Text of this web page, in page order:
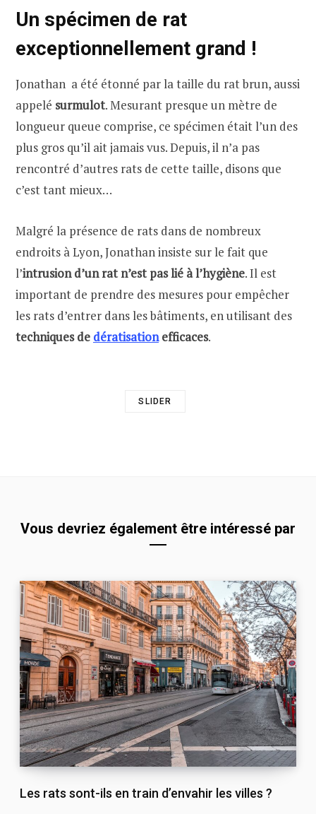
Un spécimen de rat
exceptionnellement grand !
Jonathan a été étonné par la taille du rat brun, aussi
appelé surmulot. Mesurant presque un mètre de
longueur queue comprise, ce spécimen était l’un des
plus gros qu’il ait jamais vus. Depuis, il n’a pas
rencontré d’autres rats de cette taille, disons que
c’est tant mieux…
Malgré la présence de rats dans de nombreux
endroits à Lyon, Jonathan insiste sur le fait que
l’intrusion d’un rat n’est pas lié à l’hygiène. Il est
important de prendre des mesures pour empêcher
les rats d’entrer dans les bâtiments, en utilisant des
techniques de dératisationefficaces.
SLIDER
Vous devriez également être intéressé par
Les rats sont-ils en train d’envahir les villes ?